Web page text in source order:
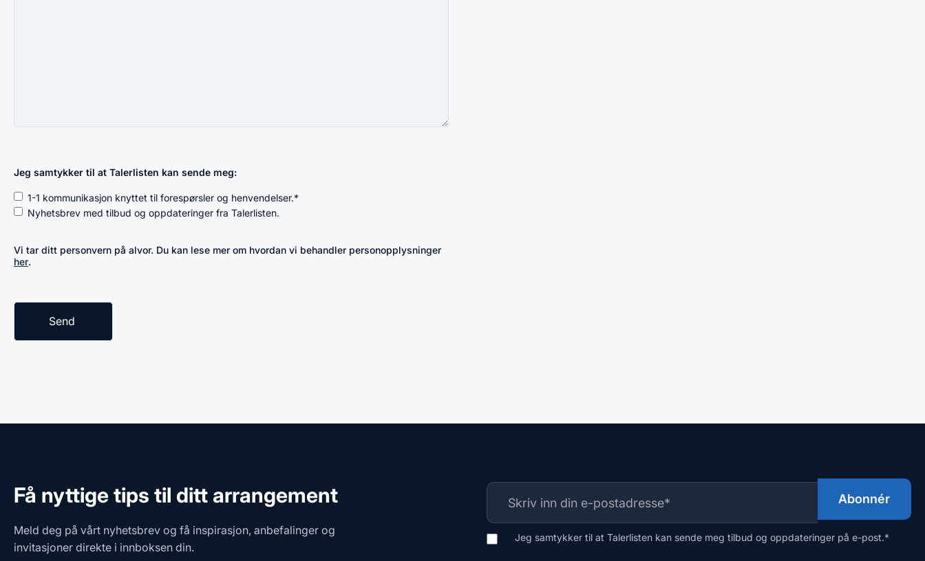
Jeg samtykker til at Talerlisten kan sende meg:
1-1 kommunikasjon knyttet til forespørsler og henvendelser.*
Nyhetsbrev med tilbud og oppdateringer fra Talerlisten.
Vi tar ditt personvern på alvor. Du kan lese mer om hvordan vi behandler personopplysninger
her.
Få nyttige tips til ditt arrangement
Meld deg på vårt nyhetsbrev og få inspirasjon, anbefalinger og
invitasjoner direkte i innboksen din.
Jeg samtykker til at Talerlisten kan sende meg tilbud og oppdateringer på e-post.*